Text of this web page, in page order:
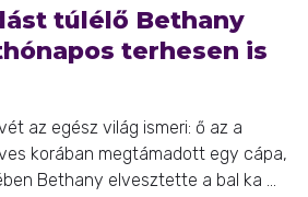
túlélő Bethany
terhesen is
az egész világ ismeri: ő az a
korában megtámadott egy cápa,
Bethany elvesztette a bal ka ...